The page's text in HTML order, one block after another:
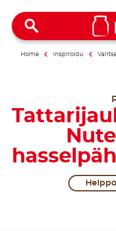
Home Inspiroidu
Helppo